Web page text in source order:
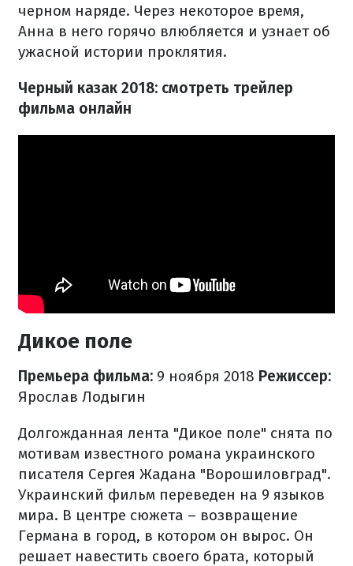
черном наряде. Через некоторое время,
Анна в него горячо влюбляется и узнает об
ужасной истории проклятия.
Черный казак 2018: смотреть трейлер
фильма онлайн
Дикое поле
Премьера фильма: 9 ноября 2018 ​Режиссер:
Ярослав Лодыгин
Долгожданная лента "Дикое поле" снята по
мотивам известного романа украинского
писателя Сергея Жадана "Ворошиловград".
Украинский фильм переведен на 9 языков
мира. В центре сюжета – возвращение
Германа в город, в котором он вырос. Он
решает навестить своего брата, который